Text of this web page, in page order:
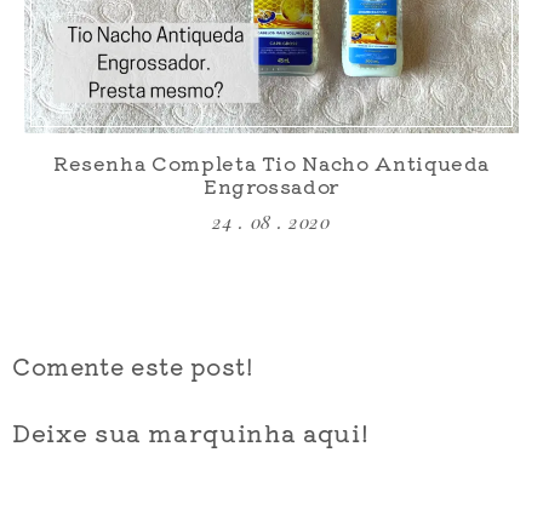
Resenha Completa Tio Nacho Antiqueda
Engrossador
24 . 08 . 2020
Comente este post!
Deixe sua marquinha aqui!